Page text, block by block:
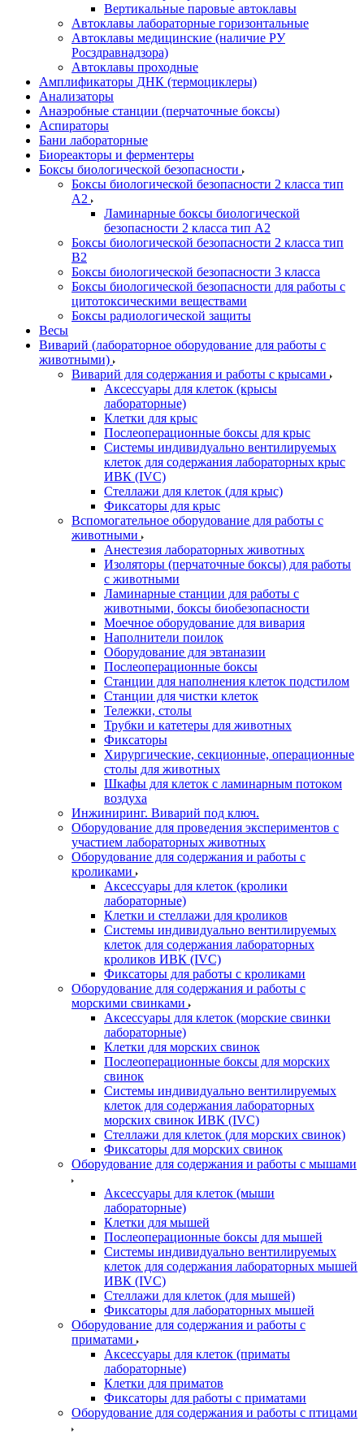
Вертикальные паровые автоклавы
Автоклавы лабораторные горизонтальные
Автоклавы медицинские (наличие РУ
Росздравнадзора)
Автоклавы проходные
Амплификаторы ДНК (термоциклеры)
Анализаторы
Анаэробные станции (перчаточные боксы)
Аспираторы
Бани лабораторные
Биореакторы и ферментеры
Боксы биологической безопасности
Боксы биологической безопасности 2 класса тип
A2
Ламинарные боксы биологической
безопасности 2 класса тип A2
Боксы биологической безопасности 2 класса тип
B2
Боксы биологической безопасности 3 класса
Боксы биологической безопасности для работы с
цитотоксическими веществами
Боксы радиологической защиты
Весы
Виварий (лабораторное оборудование для работы с
животными)
Виварий для содержания и работы с крысами
Аксессуары для клеток (крысы
лабораторные)
Клетки для крыс
Послеоперационные боксы для крыс
Системы индивидуально вентилируемых
клеток для содержания лабораторных крыс
ИВК (IVC)
Стеллажи для клеток (для крыс)
Фиксаторы для крыс
Вспомогательное оборудование для работы с
животными
Анестезия лабораторных животных
Изоляторы (перчаточные боксы) для работы
с животными
Ламинарные станции для работы с
животными, боксы биобезопасности
Моечное оборудование для вивария
Наполнители поилок
Оборудование для эвтаназии
Послеоперационные боксы
Станции для наполнения клеток подстилом
Станции для чистки клеток
Тележки, столы
Трубки и катетеры для животных
Фиксаторы
Хирургические, секционные, операционные
столы для животных
Шкафы для клеток с ламинарным потоком
воздуха
Инжиниринг. Виварий под ключ.
Оборудование для проведения экспериментов с
участием лабораторных животных
Оборудование для содержания и работы с
кроликами
Аксессуары для клеток (кролики
лабораторные)
Клетки и стеллажи для кроликов
Системы индивидуально вентилируемых
клеток для содержания лабораторных
кроликов ИВК (IVC)
Фиксаторы для работы с кроликами
Оборудование для содержания и работы с
морскими свинками
Аксессуары для клеток (морские свинки
лабораторные)
Клетки для морских свинок
Послеоперационные боксы для морских
свинок
Системы индивидуально вентилируемых
клеток для содержания лабораторных
морских свинок ИВК (IVC)
Стеллажи для клеток (для морских свинок)
Фиксаторы для морских свинок
Оборудование для содержания и работы с мышами
Аксессуары для клеток (мыши
лабораторные)
Клетки для мышей
Послеоперационные боксы для мышей
Системы индивидуально вентилируемых
клеток для содержания лабораторных мышей
ИВК (IVC)
Стеллажи для клеток (для мышей)
Фиксаторы для лабораторных мышей
Оборудование для содержания и работы с
приматами
Аксессуары для клеток (приматы
лабораторные)
Клетки для приматов
Фиксаторы для работы с приматами
Оборудование для содержания и работы с птицами